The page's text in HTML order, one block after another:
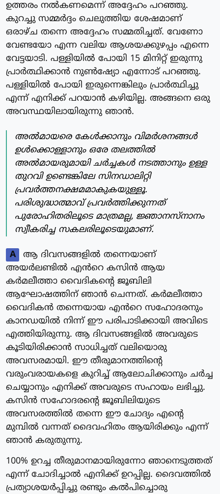
ഉത്തരം നൽകണമെന്ന് അദ്ദേഹം പറഞ്ഞു.
കുറച്ചു സമ്മർദ്ദം ചെലുത്തിയ ശേഷമാണ്
ഒരാഴ്ച തന്നെ അദ്ദേഹം സമ്മതിച്ചത്. വേണോ
വേണ്ടയോ എന്ന വലിയ ആശയക്കുഴപ്പം എന്നെ
വേട്ടയാടി. പള്ളിയിൽ പോയി 15 മിനിറ്റ് ഇരുന്നു
പ്രാർത്ഥിക്കാൻ നുൺഷ്യോ എന്നോട് പറഞ്ഞു.
പള്ളിയിൽ പോയി ഇരുന്നെങ്കിലും പ്രാർത്ഥിച്ചു
എന്ന് എനിക്ക് പറയാൻ കഴിയില്ല. അങ്ങനെ ഒരു
അവസ്ഥയിലായിരുന്നു ഞാൻ.
അൽമായരെ കേൾക്കാനും വിമർശനങ്ങൾ
ഉൾക്കൊള്ളാനും ഒരേ തലത്തിൽ
അൽമായരുമായി ചർച്ചകൾ നടത്താനും ഉള്ള
തുറവി ഉണ്ടെങ്കിലേ സിനഡാലിറ്റി
പ്രവർത്തനക്ഷമമാകുകയുള്ളൂ.
പരിശുദ്ധാത്മാവ് പ്രവർത്തിക്കുന്നത്
പുരോഹിതരിലൂടെ മാത്രമല്ല, ജ്ഞാനസ്നാനം
സ്വീകരിച്ച സകലരിലൂടെയുമാണ്.
A
ആ ദിവസങ്ങളിൽ തന്നെയാണ്
അയർലണ്ടിൽ എൻറെ കസിൻ ആയ
കർമലീത്താ വൈദികന്റെ ജൂബിലി
ആഘോഷത്തിന് ഞാൻ ചെന്നത്. കർമലീത്താ
വൈദികൻ തന്നെയായ എൻറെ സഹോദരനും
കാനഡയിൽ നിന്ന് ഈ പരിപാടിക്കായി അവിടെ
എത്തിയിരുന്നു. ആ ദിവസങ്ങളിൽ അവരുടെ
കൂടിയിരിക്കാൻ സാധിച്ചത് വലിയൊരു
അവസരമായി. ഈ തീരുമാനത്തിന്റെ
വരുംവരായകളെ കുറിച്ച് ആലോചിക്കാനും ചർച്ച
ചെയ്യാനും എനിക്ക് അവരുടെ സഹായം ലഭിച്ചു.
കസിൻ സഹോദരന്റെ ജൂബിലിയുടെ
അവസരത്തിൽ തന്നെ ഈ ചോദ്യം എന്റെ
മുമ്പിൽ വന്നത് ദൈവഹിതം ആയിരിക്കും എന്ന്
ഞാൻ കരുതുന്നു.
100% ഉറച്ച തീരുമാനമായിരുന്നോ ഞാനെടുത്തത്
എന്ന് ചോദിച്ചാൽ എനിക്ക് ഉറപ്പില്ല. ദൈവത്തിൽ
പ്രത്യാശയർപ്പിച്ചു രണ്ടും കൽപിച്ചൊരു